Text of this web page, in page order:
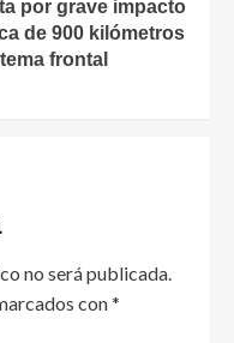
por grave impacto
de 900 kilómetros
frontal
no será publicada.
con*